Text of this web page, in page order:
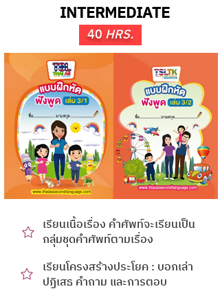
40HRS.
INTERMEDIATE
เรียนเนื้อเรื่อง คำศัพท์จะเรียนเป็น
กลุ่มชุดคำศัพท์ตามเรื่อง
เรียนโครงสร้างประโยค : บอกเล่า
ปฏิเสธ คำถาม และการตอบ